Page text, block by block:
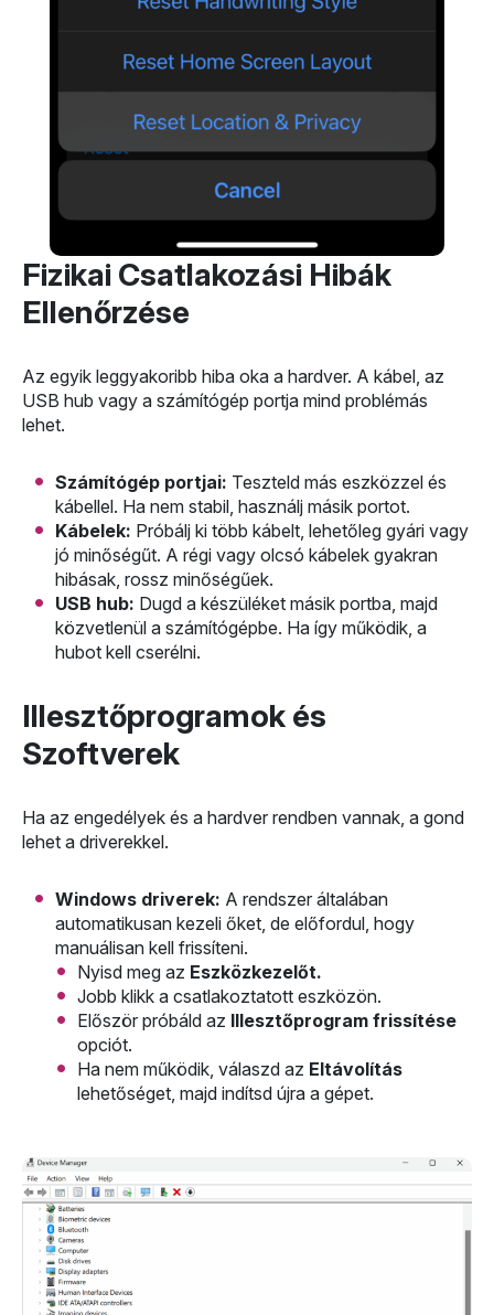
Fizikai Csatlakozási Hibák
Ellenőrzése
Az egyik leggyakoribb hiba oka a hardver. A kábel, az
USB hub vagy a számítógép portja mind problémás
lehet.
Számítógép portjai: Teszteld más eszközzel és
kábellel. Ha nem stabil, használj másik portot.
Kábelek: Próbálj ki több kábelt, lehetőleg gyári vagy
jó minőségűt. A régi vagy olcsó kábelek gyakran
hibásak, rossz minőségűek.
USB hub: Dugd a készüléket másik portba, majd
közvetlenül a számítógépbe. Ha így működik, a
hubot kell cserélni.
Illesztőprogramok és
Szoftverek
Ha az engedélyek és a hardver rendben vannak, a gond
lehet a driverekkel.
Windows driverek: A rendszer általában
automatikusan kezeli őket, de előfordul, hogy
manuálisan kell frissíteni.
Nyisd meg az Eszközkezelőt.
Jobb klikk a csatlakoztatott eszközön.
Először próbáld az Illesztőprogram frissítése
opciót.
Ha nem működik, válaszd az Eltávolítás
lehetőséget, majd indítsd újra a gépet.